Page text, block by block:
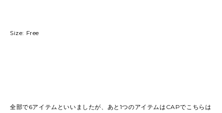
Size: Free
全部で6アイテムといいましたが、あと1つのアイテムはCAPでこちらは